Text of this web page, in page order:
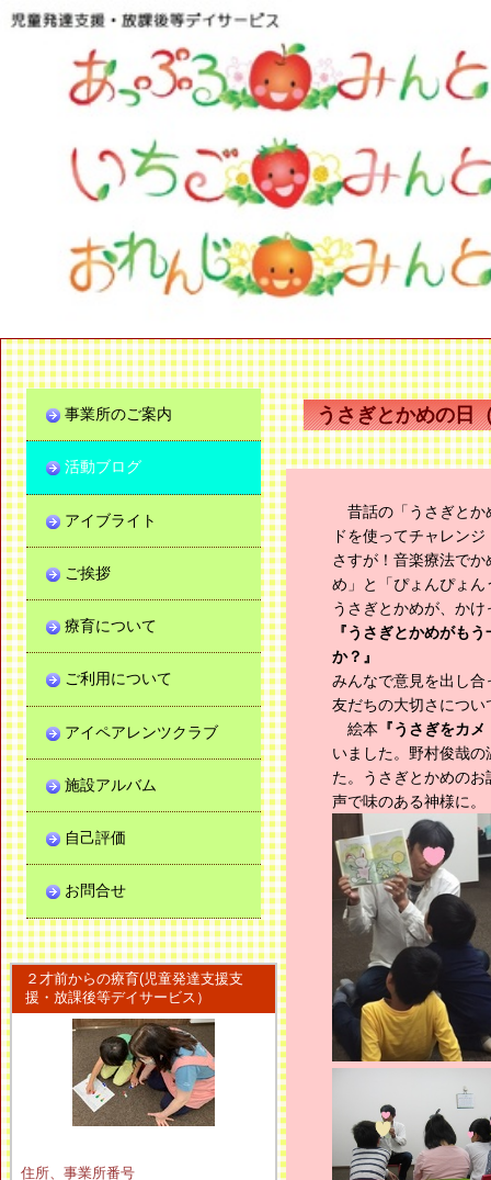
うさぎとかめの日
昔話の「うさぎとか
ドを使ってチャレンジ
さすが！音楽療法で
め」と「ぴょんぴょ
うさぎとかめが、か
『うさぎとかめがも
か？』
みんなで意見を出し
友だちの大切さにつ
絵本 『うさぎをカ
いました。野村俊哉
た。うさぎとかめの
声で味のある神様に。
事業所のご案内
活動ブログ
アイブライト
ご挨拶
療育について
ご利用について
アイペアレンツクラブ
施設アルバム
自己評価
お問合せ
２才前からの療育(児童発達支援支
援・放課後等デイサービス）
住所、事業所番号